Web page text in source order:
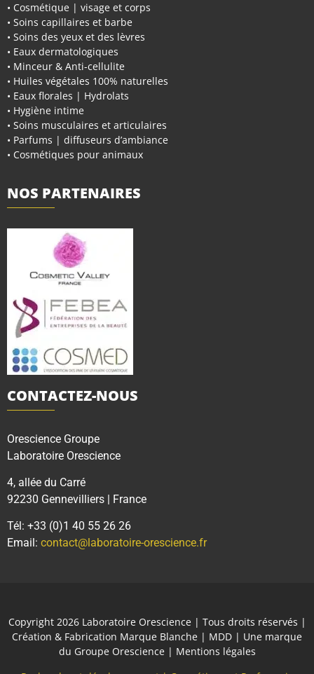
• Cosmétique | visage et corps
• Soins capillaires et barbe
• Soins des yeux et des lèvres
• Eaux dermatologiques
• Minceur & Anti-cellulite
• Huiles végétales 100% naturelles
• Eaux florales | Hydrolats
• Hygiène intime
• Soins musculaires et articulaires
• Parfums | diffuseurs d’ambiance
• Cosmétiques pour animaux
NOS PARTENAIRES
CONTACTEZ-NOUS
Orescience Groupe
Laboratoire Orescience
4, allée du Carré
92230 Gennevilliers | France
Tél: +33 (0)1 40 55 26 26
Email: contact@laboratoire-orescience.fr
Copyright 2026 Laboratoire Orescience | Tous droits réservés |
Création & Fabrication Marque Blanche | MDD | Une marque
du Groupe Orescience| Mentions légales